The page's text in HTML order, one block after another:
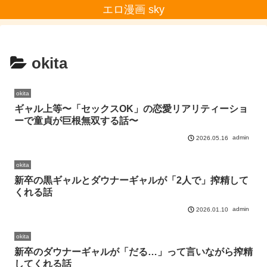
エロ漫画 sky
okita
okita
ギャル上等〜「セックスOK」の恋愛リアリティーショ
ーで童貞が巨根無双する話〜
2026.05.16 admin
okita
新卒の黒ギャルとダウナーギャルが「2人で」搾精して
くれる話
2026.01.10 admin
okita
新卒のダウナーギャルが「だる…」って言いながら搾精
してくれる話